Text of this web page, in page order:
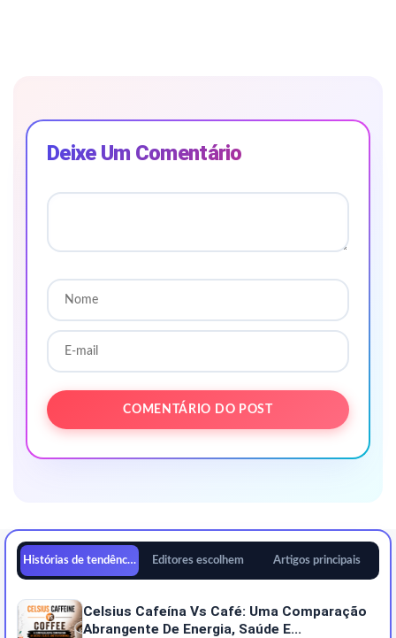
Deixe Um Comentário
Histórias de tendências Editores escolhem Artigos principais
Celsius Cafeína Vs Café: Uma Comparação
Abrangente De Energia, Saúde E...